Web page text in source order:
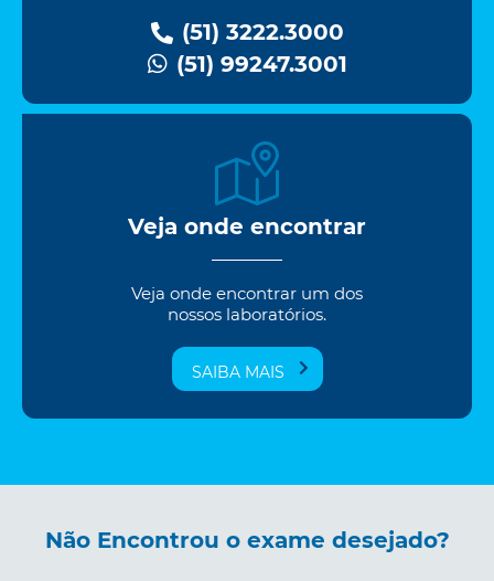
(51) 3222.3000
(51) 99247.3001
Veja onde encontrar
Veja onde encontrar um dos
nossos laboratórios.
SAIBA MAIS
Não Encontrou o exame desejado?